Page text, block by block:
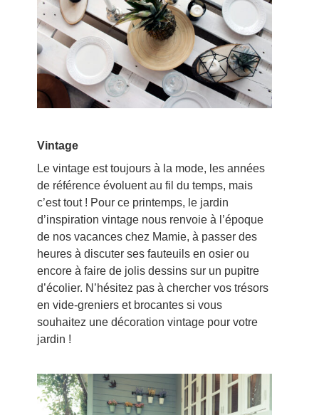
Vintage
Le vintage est toujours à la mode, les années
de référence évoluent au fil du temps, mais
c’est tout ! Pour ce printemps, le jardin
d’inspiration vintage nous renvoie à l’époque
de nos vacances chez Mamie, à passer des
heures à discuter ses fauteuils en osier ou
encore à faire de jolis dessins sur un pupitre
d’écolier. N’hésitez pas à chercher vos trésors
en vide-greniers et brocantes si vous
souhaitez une décoration vintage pour votre
jardin !